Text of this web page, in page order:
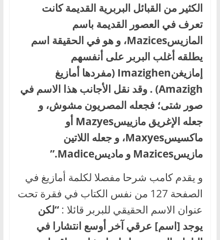
الكثير من القبائل البربرية القديمة كانت
تعرف في العصور القديمة باسم
المازيسMazices، و هو في الحقيقة اسم
يطلقه أغلب البربر على أنفسهم
إمازيغنImazighen (مفردها أمازيغ
Amazigh) . وقد نقل الأجانب هذا الاسم في
صور شتى؛ فجعله المصريون مشوش، و
جعله الإغريق مازييسMazyes أو
ماكسيسMaxyes، و جعله اللاتين
مازيسMazices و ماديسMadice.”
و يقدم كامب شرحا مفصلا لكلمة أمازيغ في
الصفحة 127 من نفس الكتاب في فقرة تحت
عنوان الاسم الحقيقي للبربر قائلا : “لكن
يوجد [اسم] عرقي آخر أوسع انتشارا في